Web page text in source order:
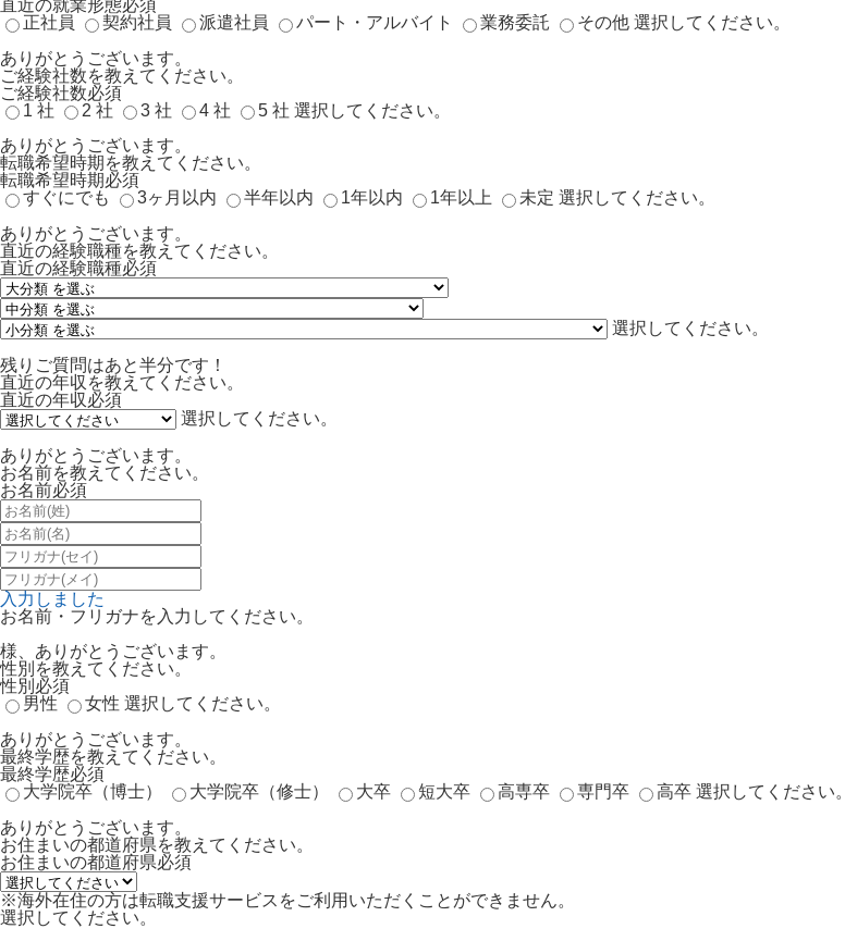
直近の就業形態必須
正社員
契約社員 派遣社員 パート・アルバイト 業務委託 その他 選択してください。
ありがとうございます。
ご経験社数を教えてください。
ご経験社数必須
1 社
2 社 3 社 4 社 5 社 選択してください。
ありがとうございます。
転職希望時期を教えてください。
転職希望時期必須
すぐにでも
3ヶ月以内 半年以内 1年以内 1年以上 未定 選択してください。
ありがとうございます。
直近の経験職種を教えてください。
直近の経験職種必須
選択してください。
残りご質問はあと半分です！
直近の年収を教えてください。
直近の年収必須
選択してください。
ありがとうございます。
お名前を教えてください。
お名前必須
入力しました
お名前・フリガナを入力してください。
様、ありがとうございます。
性別を教えてください。
性別 必須
男性
女性 選択してください。
ありがとうございます。
最終学歴を教えてください。
最終学歴必須
大学院卒（博士）
大学院卒（修士） 大卒 短大卒 高専卒 専門卒 高卒 選択してください。
ありがとうございます。
お住まいの都道府県を教えてください。
お住まいの都道府県必須
※海外在住の方は転職支援サービスをご利用いただくことができません。
選択してください。